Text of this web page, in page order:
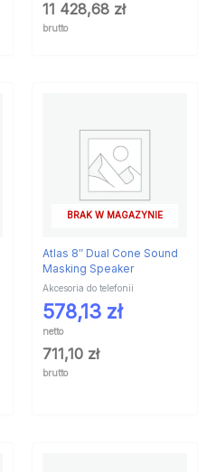
11 428,68 zł
brutto
BRAK W MAGAZYNIE
Atlas 8″ Dual Cone Sound
Masking Speaker
Akcesoria do telefonii
578,13 zł
netto
711,10 zł
brutto